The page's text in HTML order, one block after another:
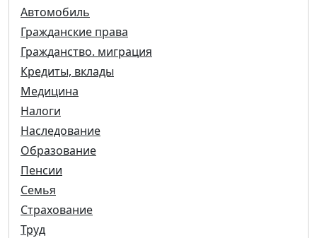
Автомобиль
Гражданские права
Гражданство. миграция
Кредиты, вклады
Медицина
Налоги
Наследование
Образование
Пенсии
Семья
Страхование
Труд